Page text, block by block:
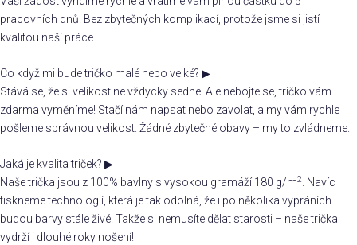
pracovních dnů. Bez zbytečných komplikací, protože jsme si jistí
kvalitou naší práce.
Co když mi bude tričko malé nebo velké? ▶
Stává se, že si velikost ne vždycky sedne. Ale nebojte se, tričko vám
zdarma vyměníme! Stačí nám napsat nebo zavolat, a my vám rychle
pošleme správnou velikost. Žádné zbytečné obavy – my to zvládneme.
Jaká je kvalita triček? ▶
Naše trička jsou z 100% bavlny s vysokou gramáží 180 g/m2
. Navíc
tiskneme technologií, která je tak odolná, že i po několika vypráních
budou barvy stále živé. Takže si nemusíte dělat starosti – naše trička
vydrží i dlouhé roky nošení!